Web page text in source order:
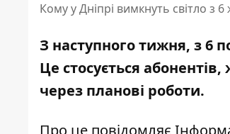
Кому у Дніпрі вимкнуть світло з
З наступного тижня, з 6
Це стосується
через планові роботи.